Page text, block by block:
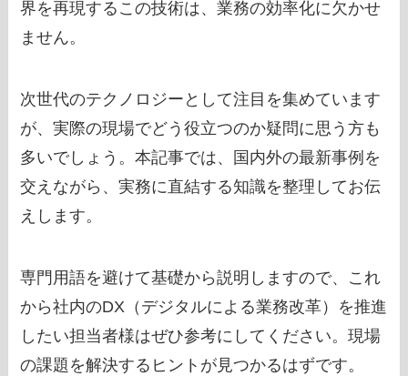
界を再現するこの技術は、業務の効率化に欠かせ
ません。
次世代のテクノロジーとして注目を集めています
が、実際の現場でどう役立つのか疑問に思う方も
多いでしょう。本記事では、国内外の最新事例を
交えながら、実務に直結する知識を整理してお伝
えします。
専門用語を避けて基礎から説明しますので、これ
から社内のDX（デジタルによる業務改革）を推進
したい担当者様はぜひ参考にしてください。現場
の課題を解決するヒントが見つかるはずです。